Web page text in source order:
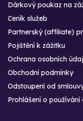
Dárkový poukaz na
Ceník služeb
Partnerský (affiliate)
Pojištění k zážitku
Ochrana osobních
Obchodní podmínky
Odstoupení od
Prohlášení o používání